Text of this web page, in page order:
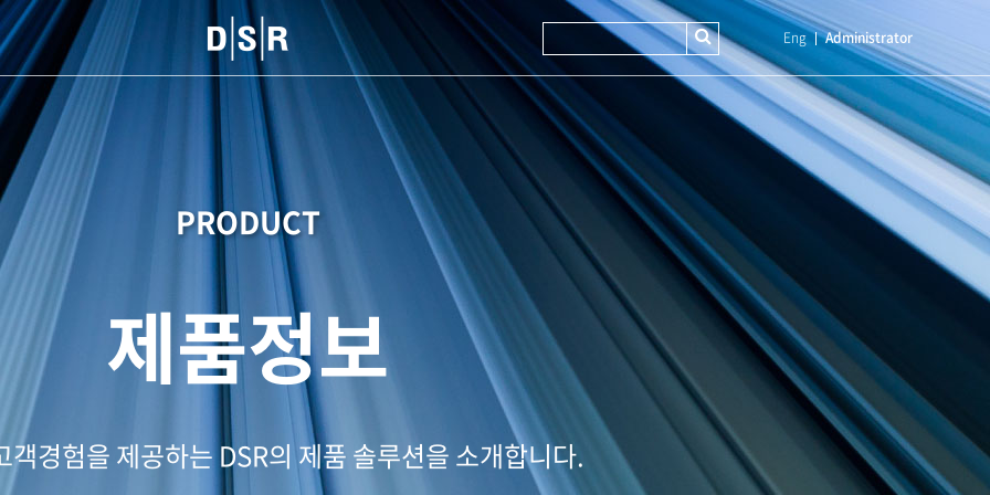
Eng Administrator
PRODUCT
제품정보
객경험을 제공하는 DSR의 제품 솔루션을 소개합니다.